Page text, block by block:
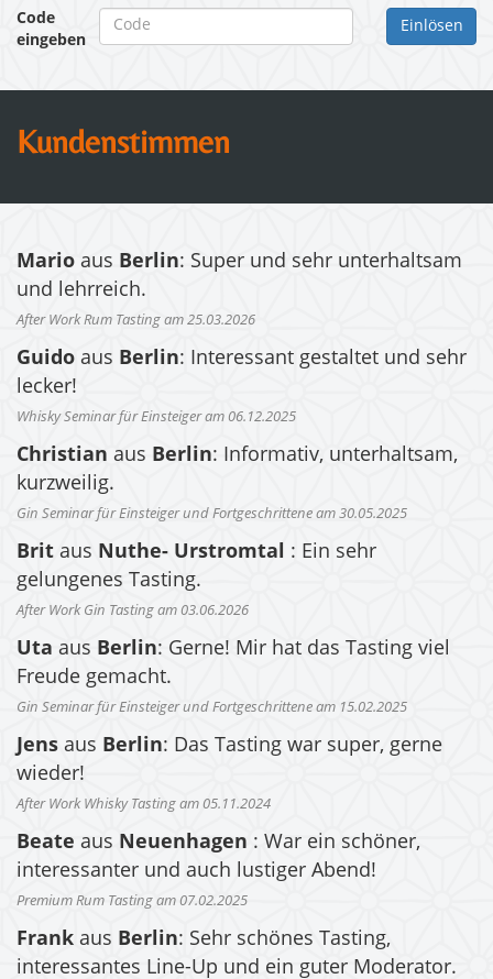
Code
eingeben
Kundenstimmen
Mario aus Berlin: Super und sehr unterhaltsam
und lehrreich.
After Work Rum Tasting am 25.03.2026
Guido aus Berlin: Interessant gestaltet und sehr
lecker!
Whisky Seminar für Einsteiger am 06.12.2025
Christian aus Berlin: Informativ, unterhaltsam,
kurzweilig.
Gin Seminar für Einsteiger und Fortgeschrittene am 30.05.2025
Brit aus Nuthe- Urstromtal : Ein sehr
gelungenes Tasting.
After Work Gin Tasting am 03.06.2026
Uta aus Berlin: Gerne! Mir hat das Tasting viel
Freude gemacht.
Gin Seminar für Einsteiger und Fortgeschrittene am 15.02.2025
Jens aus Berlin: Das Tasting war super, gerne
wieder!
After Work Whisky Tasting am 05.11.2024
Beate aus Neuenhagen : War ein schöner,
interessanter und auch lustiger Abend!
Premium Rum Tasting am 07.02.2025
Frank aus Berlin: Sehr schönes Tasting,
interessantes Line-Up und ein guter Moderator.